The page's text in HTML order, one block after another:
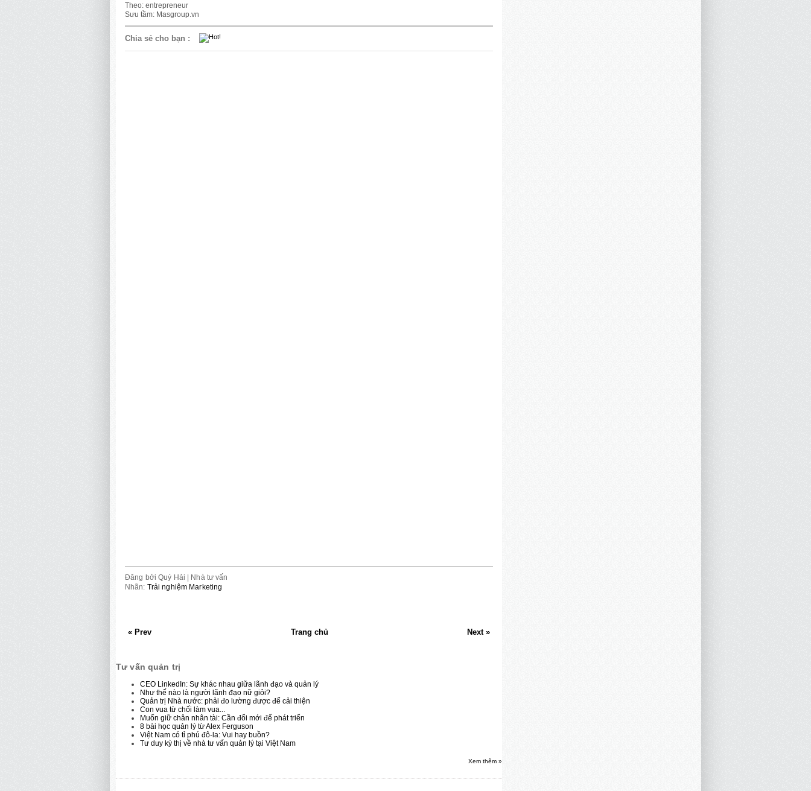
Theo: entrepreneur
Sưu tầm: Masgroup.vn
Chia sẻ cho bạn :
Đăng bởiQuý Hải | Nhà tư vấn
Nhãn: Trải nghiệm Marketing
« Prev Next »
Trang chủ
Tư vấn quản trị
CEO LinkedIn: Sự khác nhau giữa lãnh đạo và quản lý
Như thế nào là người lãnh đạo nữ giỏi?
Quản trị Nhà nước: phải đo lường được để cải thiện
Con vua từ chối làm vua...
Muốn giữ chân nhân tài: Cần đổi mới để phát triển
8 bài học quản lý từ Alex Ferguson
Việt Nam có tỉ phú đô-la: Vui hay buồn?
Tư duy kỳ thị về nhà tư vấn quản lý tại Việt Nam
Xem thêm »